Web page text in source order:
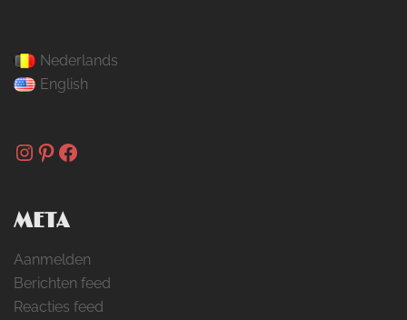
Nederlands
English
Instagram
Pinterest
Facebook
META
Aanmelden
Berichten feed
Reacties feed